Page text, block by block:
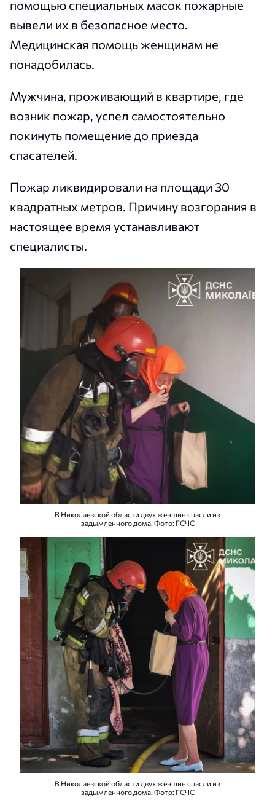
помощью специальных масок пожарные
вывели их в безопасное место.
Медицинская помощь женщинам не
понадобилась.
Мужчина, проживающий в квартире, где
возник пожар, успел самостоятельно
покинуть помещение до приезда
спасателей.
Пожар ликвидировали на площади 30
квадратных метров. Причину возгорания в
настоящее время устанавливают
специалисты.
В Николаевской области двух женщин спасли из
задымленного дома. Фото: ГСЧС
В Николаевской области двух женщин спасли из
задымленного дома. Фото: ГСЧС